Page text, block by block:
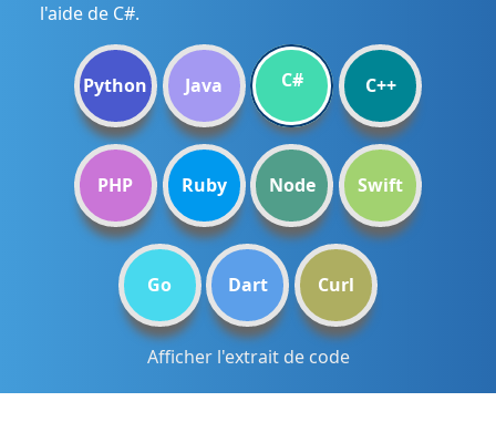
l'aide de C#.
Python Java C# C++
PHP Ruby Node Swift
Go Dart Curl
Afficher l'extrait de code